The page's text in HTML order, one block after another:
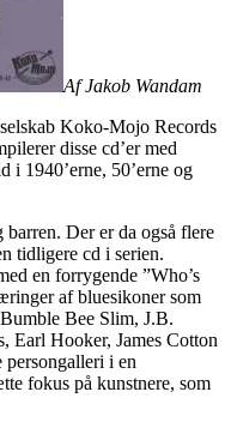
Af Jakob Wandam
Koko-Mojo Records
disse cd’er med
i 1940’erne, 50’erne og
Der er da også flere
tidligere cd i serien.
en forrygende ”Who’s
af bluesikoner som
Bee Slim, J.B.
Earl Hooker, James Cotton
i en
fokus på kunstnere, som